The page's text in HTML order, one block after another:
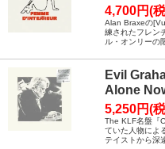
4,700円(
Alan Braxeの
練されたフレン
ル・オンリーの
Evil
Alone
5,250円(
The KLF名盤『
ていた人物によ
テイストから深